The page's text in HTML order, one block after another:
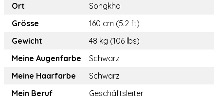
Ort
Songkha
Grösse
160 cm (5.2 ft)
Gewicht
48 kg (106 lbs)
Meine Augenfarbe
Schwarz
Meine Haarfarbe
Schwarz
Mein Beruf
Geschäftsleiter